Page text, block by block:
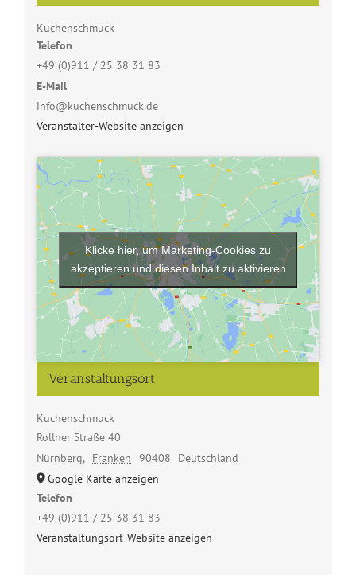
Kuchenschmuck
Telefon
+49 (0)911 / 25 38 31 83
E-Mail
info@kuchenschmuck.de
Veranstalter-Website anzeigen
Veranstaltungsort
Kuchenschmuck
Rollner Straße 40
Nürnberg, Franken 90408
Deutschland
Google Karte anzeigen
Telefon
+49 (0)911 / 25 38 31 83
Veranstaltungsort-Website anzeigen
Klicke hier, um Marketing-Cookies zu
akzeptieren und diesen Inhalt zu aktivieren